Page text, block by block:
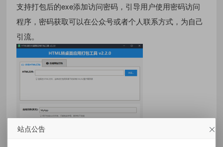
支持打包后的exe添加访问密码，引导用户使用密码访问
程序，密码获取可以在公众号或者个人联系方式，为自己
引流。
站点公告